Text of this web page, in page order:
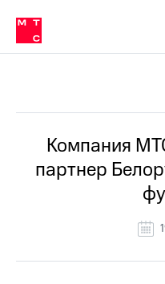
Медиа-центр
и акционерам
Устойчивое развитие
Комплаенс и деловая этика
компании
Карьера
История
компании
информация
в МТС
Пресс-
релизы
о технологиях
Компания
партнер